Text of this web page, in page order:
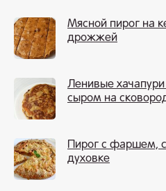
Мясной пирог на
дрожжей
Ленивые
сыром на
Пирог с фаршем,
духовке